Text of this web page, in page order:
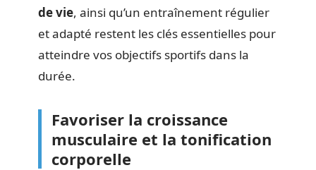
de vie, ainsi qu’un entraînement régulier
et adapté restent les clés essentielles pour
atteindre vos objectifs sportifs dans la
durée.
Favoriser la croissance
musculaire et la tonification
corporelle